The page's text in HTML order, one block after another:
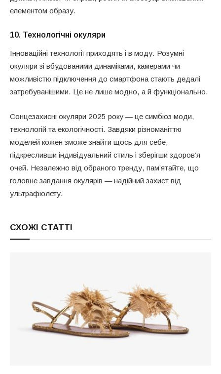
елементом образу.
10. Технологічні окуляри
Інноваційні технології приходять і в моду. Розумні
окуляри зі вбудованими динаміками, камерами чи
можливістю підключення до смартфона стають дедалі
затребуванішими. Це не лише модно, а й функціонально.
Сонцезахисні окуляри 2025 року — це симбіоз моди,
технологій та екологічності. Завдяки різноманіттю
моделей кожен зможе знайти щось для себе,
підкресливши індивідуальний стиль і зберігши здоров’я
очей. Незалежно від обраного тренду, пам’ятайте, що
головне завдання окулярів — надійний захист від
ультрафіолету.
СХОЖІ СТАТТІ